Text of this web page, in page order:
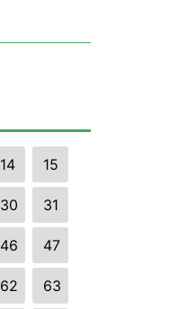
14 15
30 31
46 47
62 63